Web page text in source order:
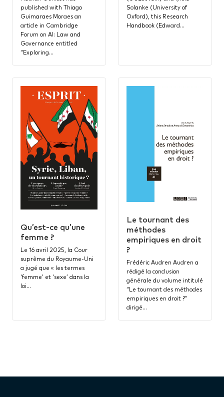
published with Thiago
Guimaraes Moraes an
article in Cambridge
Forum on AI: Law and
Governance entitled
“Exploring…
Solanke (University of
Oxford), this Research
Handbook (Edward…
Qu’est-ce qu’une
femme ?
Le 16 avril 2025, la Cour
suprême du Royaume-Uni
a jugé que « les termes
‘femme’ et ‘sexe’ dans la
loi…
Le tournant des
méthodes
empiriques en droit
?
Frédéric Audren Audren a
rédigé la conclusion
générale du volume intitulé
“Le tournant des méthodes
empiriques en droit ?”
dirigé…